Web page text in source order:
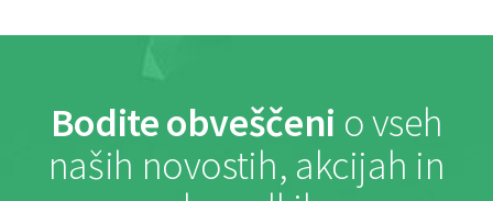
Bodite obveščeni o vseh
naših novostih, akcijah in